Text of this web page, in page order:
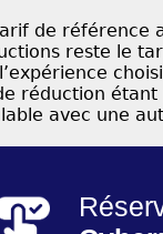
de référence
reste le
réduction
avec une